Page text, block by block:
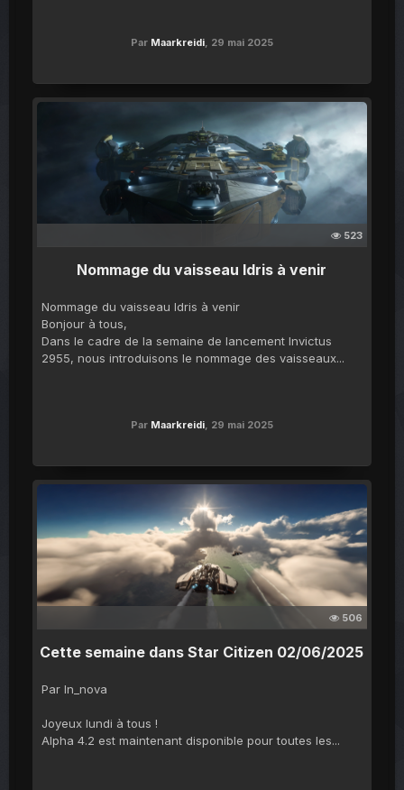
Par Maarkreidi, 29 mai 2025
523
Nommage du vaisseau Idris à venir
Nommage du vaisseau Idris à venir
Bonjour à tous,
Dans le cadre de la semaine de lancement Invictus
2955, nous introduisons le nommage des vaisseaux...
Par Maarkreidi, 29 mai 2025
506
Cette semaine dans Star Citizen 02/06/2025
Par ln_nova
Joyeux lundi à tous !
Alpha 4.2 est maintenant disponible pour toutes les...